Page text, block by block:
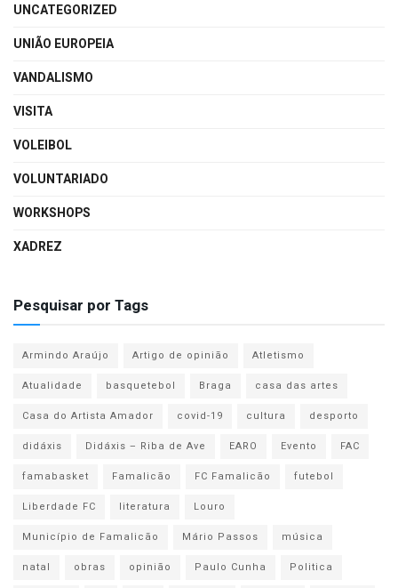
UNCATEGORIZED
UNIÃO EUROPEIA
VANDALISMO
VISITA
VOLEIBOL
VOLUNTARIADO
WORKSHOPS
XADREZ
Pesquisar por Tags
Armindo Araújo Artigo de opinião
Atletismo
Atualidade
basquetebol Braga
casa das artes
Casa do Artista Amador
covid-19 cultura
desporto
didáxis
Didáxis – Riba de Ave EARO Evento
FAC
famabasket
Famalicão FC Famalicão
futebol
Liberdade FC
literatura
Louro
Município de Famalicão
Mário Passos
música
natal
obras opinião Paulo Cunha
Politica